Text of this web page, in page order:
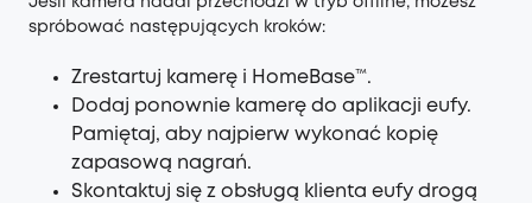
spróbować następujących kroków:
Zrestartuj kamerę i HomeBase™.
Dodaj ponownie kamerę do aplikacji eufy.
Pamiętaj, aby najpierw wykonać kopię
zapasową nagrań.
Skontaktuj się z obsługą klienta eufy drogą